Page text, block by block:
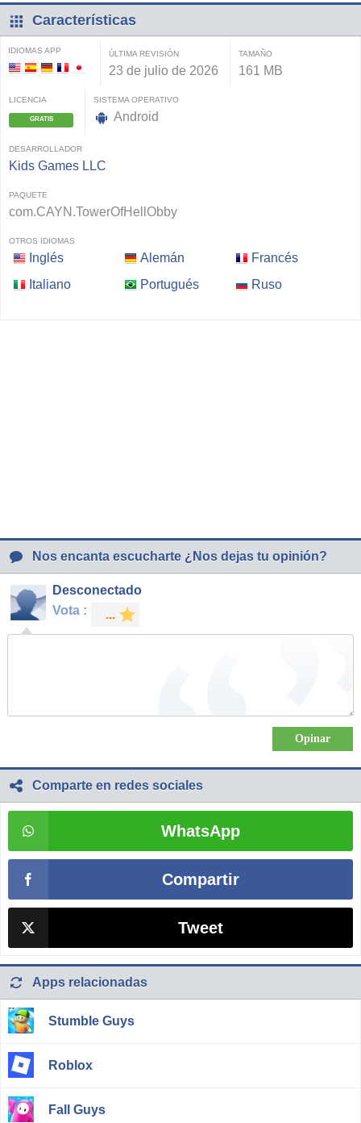
Características
IDIOMAS APP ÚLTIMA REVISIÓN
23 de julio de 2026
TAMAÑO
161 MB
LICENCIA
GRATIS
SISTEMA OPERATIVO
Android
DESARROLLADOR
Kids Games LLC
PAQUETE
com.CAYN.TowerOfHellObby
OTROS IDIOMAS
Inglés Alemán
Francés
Italiano
Portugués Ruso
Nos encanta escucharte ¿Nos dejas tu opinión?
Desconectado
Vota :
Comparte en redes sociales
WhatsApp
Compartir
Tweet
Apps relacionadas
Stumble Guys
Roblox
Fall Guys